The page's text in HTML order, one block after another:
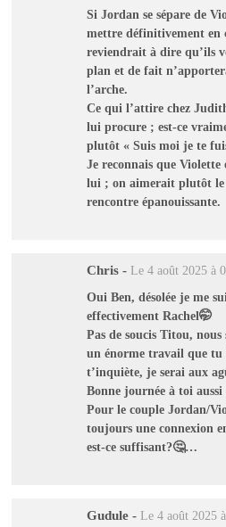
Si Jordan se sépare de
mettre définitivement en
reviendrait à dire qu’ils
plan et de fait
l’arche.
Ce qui l’attire chez
lui procure ; est-ce
plutôt « Suis moi je te
Je reconnais que
lui ; on aimerait plutôt
rencontre épanouissante.
Chris - Le 4 août 2025 à
Oui Ben, désolée je me
effectivement Rachel🤭
Pas de soucis Titou, nous
un énorme travail que
t’inquiète, je serai aux
Bonne journée à toi
Pour le couple Jordan/
toujours une connexion
est-ce suffisant?🤔…
Gudule - Le 4 août 2025